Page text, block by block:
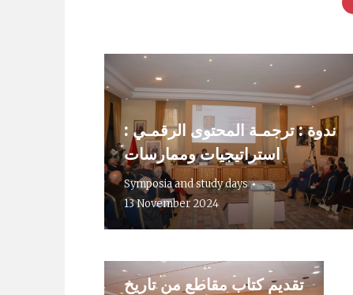
ندوة : ترجمـة المحتوى الرقمـي :
استراتيجيات وممارسات
Symposia and study days
13 November 2024
تقديم كتاب مقاطع من تاريخ